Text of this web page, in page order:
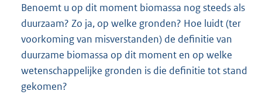
Benoemt u op dit moment biomassa nog steeds als
duurzaam? Zo ja, op welke gronden? Hoe luidt (ter
voorkoming van misverstanden) de definitie van
duurzame biomassa op dit moment en op welke
wetenschappelijke gronden is die definitie tot stand
gekomen?